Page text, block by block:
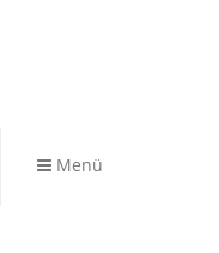
Menü